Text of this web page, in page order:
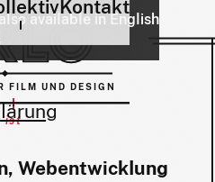
FILM UND DESIGN
ist
Kontakt
available in English
Webentwicklung